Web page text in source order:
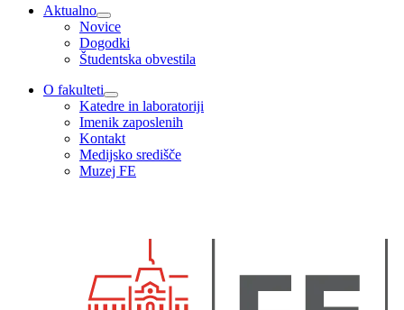
Aktualno
Novice
Dogodki
Študentska obvestila
O fakulteti
Katedre in laboratoriji
Imenik zaposlenih
Kontakt
Medijsko središče
Muzej FE